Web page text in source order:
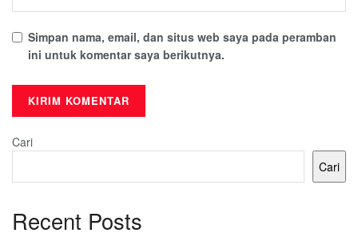
Simpan nama, email, dan situs web saya pada peramban
ini untuk komentar saya berikutnya.
Cari
Cari
Recent Posts